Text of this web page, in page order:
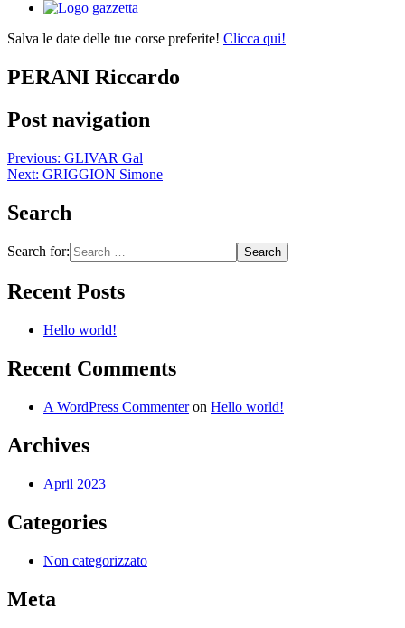
Salva le date delle tue corse preferite! Clicca qui!
PERANI Riccardo
Post navigation
Previous: GLIVAR Gal
Next: GRIGGION Simone
Search
Search for:
Recent Posts
Hello world!
Recent Comments
A WordPress Commenteron Hello world!
Archives
April 2023
Categories
Non categorizzato
Meta